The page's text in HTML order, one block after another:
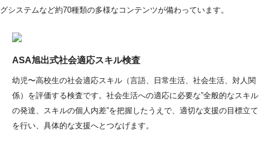
グシステムなど約70種類の多様なコンテンツが備わっています。
ASA旭出式社会適応スキル検査
幼児〜高校生の社会適応スキル（言語、日常生活、社会生活、対人関
係）を評価する検査です。社会生活への適応に必要な”全般的なスキル
の発達、スキルの個人内差”を把握したうえで、適切な支援の目標立て
を行い、具体的な支援へとつなげます。